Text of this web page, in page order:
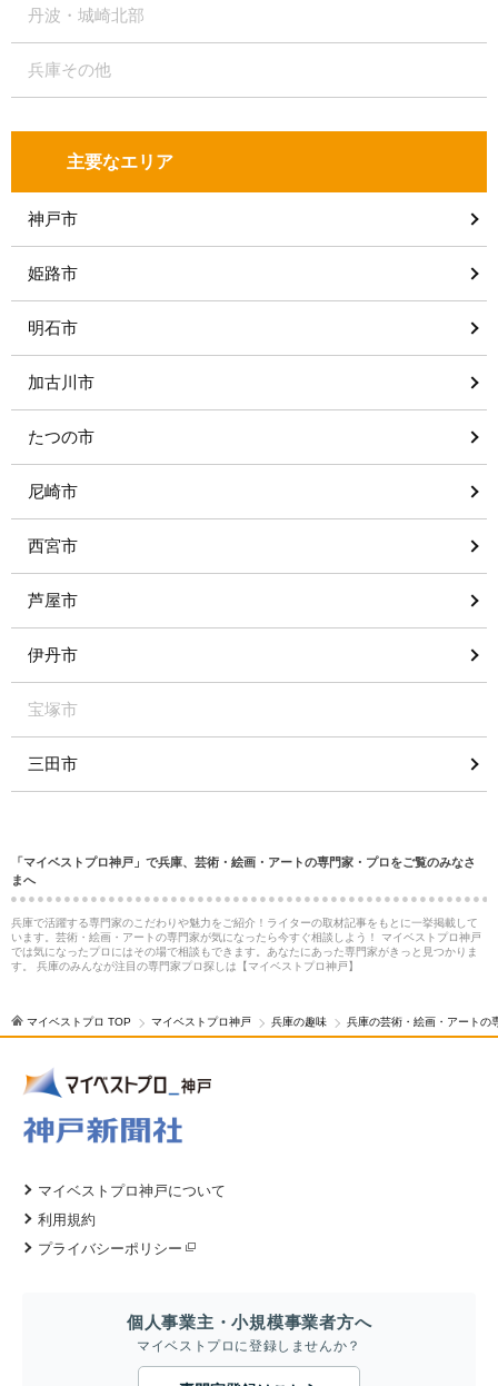
丹波・城崎北部
兵庫その他
主要なエリア
神戸市
姫路市
明石市
加古川市
たつの市
尼崎市
西宮市
芦屋市
伊丹市
宝塚市
三田市
「マイベストプロ神戸」で兵庫、芸術・絵画・アートの専門家・プロをご覧のみなさ
まへ
兵庫で活躍する専門家のこだわりや魅力をご紹介！ライターの取材記事をもとに一挙掲載して
います。芸術・絵画・アートの専門家が気になったら今すぐ相談しよう！ マイベストプロ神戸
では気になったプロにはその場で相談もできます。あなたにあった専門家がきっと見つかりま
す。 兵庫のみんなが注目の専門家プロ探しは【マイベストプロ神戸】
マイベストプロ TOP マイベストプロ神戸 兵庫の趣味 兵庫の芸術・絵画・アートの
マイベストプロ神戸について
利用規約
プライバシーポリシー
個人事業主・小規模事業者方へ
マイベストプロに登録しませんか？